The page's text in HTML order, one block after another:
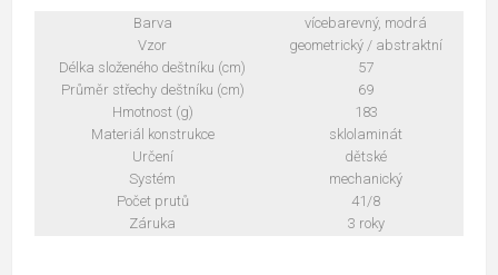
Barva
vícebarevný, modrá
Vzor
geometrický / abstraktní
Délka složeného deštníku (cm)
57
Průměr střechy deštníku (cm)
69
Hmotnost (g)
183
Materiál konstrukce
sklolaminát
Určení
dětské
Systém
mechanický
Počet prutů
41/8
Záruka
3 roky